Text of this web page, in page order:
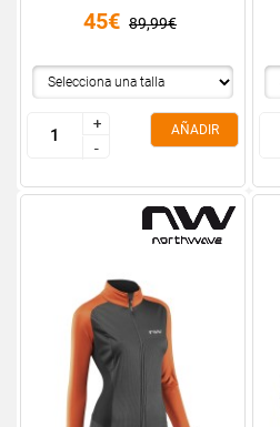
45€ 89,99€
+
-
+
-
AÑADIR